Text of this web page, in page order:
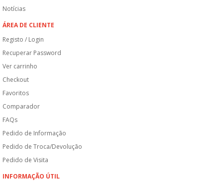
Notícias
ÁREA DE CLIENTE
Registo / Login
Recuperar Password
Ver carrinho
Checkout
Favoritos
Comparador
FAQs
Pedido de Informação
Pedido de Troca/Devolução
Pedido de Visita
INFORMAÇÃO ÚTIL